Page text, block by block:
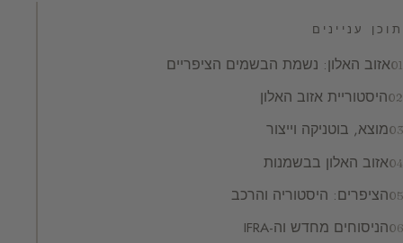
תוכן עניינים
אזוב האלון: נשמת הבשמים הציפריים
היסטוריית אזוב האלון
מוצא, בוטניקה וייצור
אזוב האלון בבשמנות
הציפרים: היסטוריה והרכב
הניסוחים מחדש וה-IFRA